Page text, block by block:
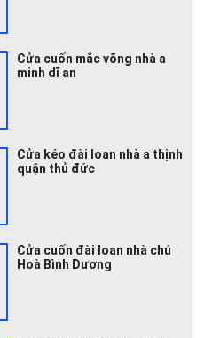
Cửa cuốn mắc võng nhà a
minh dĩ an
Cửa kéo đài loan nhà a thịnh
quận thủ đức
Cửa cuốn đài loan nhà chú
Hoà Bình Dương